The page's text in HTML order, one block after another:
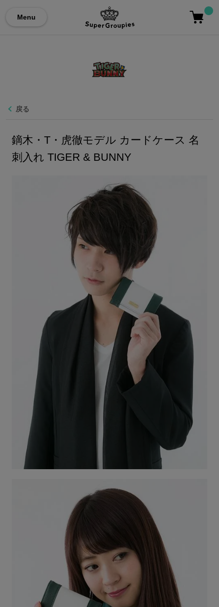
Menu
戻る
鏑木・T・虎徹モデル カードケース 名
刺入れ TIGER & BUNNY